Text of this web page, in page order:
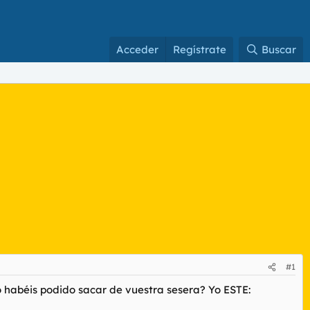
Acceder Regístrate Buscar
#1
podido sacar de vuestra sesera? Yo ESTE: